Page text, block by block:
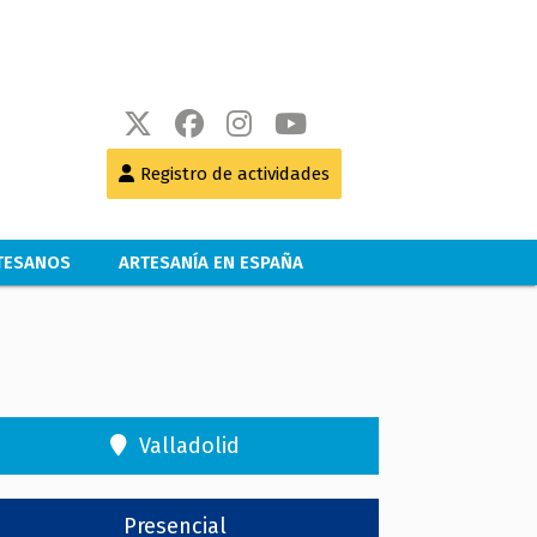
Registro de actividades
ARTESANÍA EN ESPAÑA
Valladolid
Presencial